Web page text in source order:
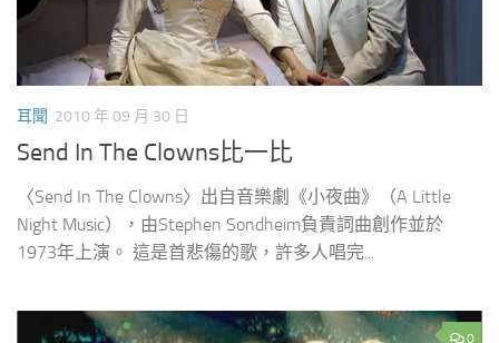
耳聞 2010 年 09 月 30 日
Send In The Clowns比一比
〈Send In The Clowns〉出自音樂劇《小夜曲》（A Little
Night Music），由Stephen Sondheim負責詞曲創作並於
1973年上演。 這是首悲傷的歌，許多人唱完...
0